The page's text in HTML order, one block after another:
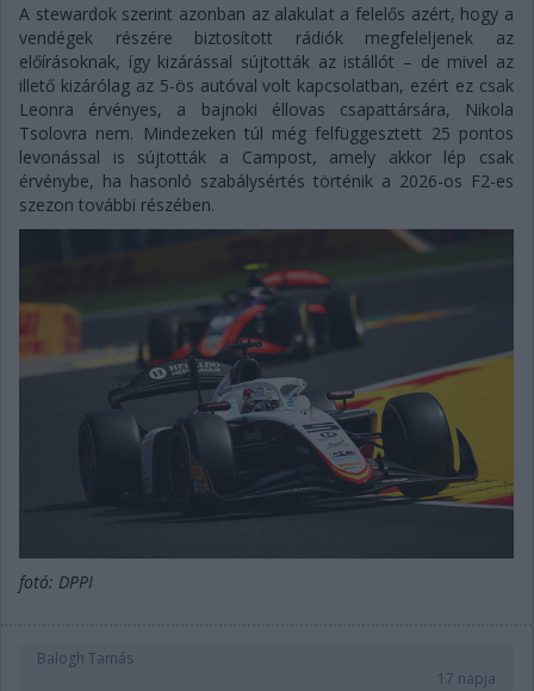
A stewardok szerint azonban az alakulat a felelős azért, hogy a
vendégek részére biztosított rádiók megfeleljenek az
előírásoknak, így kizárással sújtották az istállót – de mivel az
illető kizárólag az 5-ös autóval volt kapcsolatban, ezért ez csak
Leonra érvényes, a bajnoki éllovas csapattársára, Nikola
Tsolovra nem. Mindezeken túl még felfüggesztett 25 pontos
levonással is sújtották a Campost, amely akkor lép csak
érvénybe, ha hasonló szabálysértés történik a 2026-os F2-es
szezon további részében.
fotó: DPPI
Balogh Tamás
17 napja